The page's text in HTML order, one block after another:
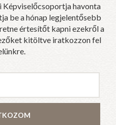
Képviselőcsoportja havonta
be a hónap legjelentősebb
értesítőt kapni ezekről a
kitöltve iratkozzon fel